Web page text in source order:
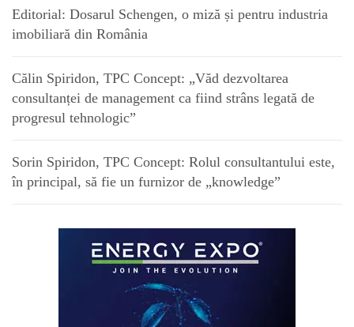
Editorial: Dosarul Schengen, o miză și pentru industria
imobiliară din România
Călin Spiridon, TPC Concept: „Văd dezvoltarea
consultanței de management ca fiind strâns legată de
progresul tehnologic”
Sorin Spiridon, TPC Concept: Rolul consultantului este,
în principal, să fie un furnizor de „knowledge”